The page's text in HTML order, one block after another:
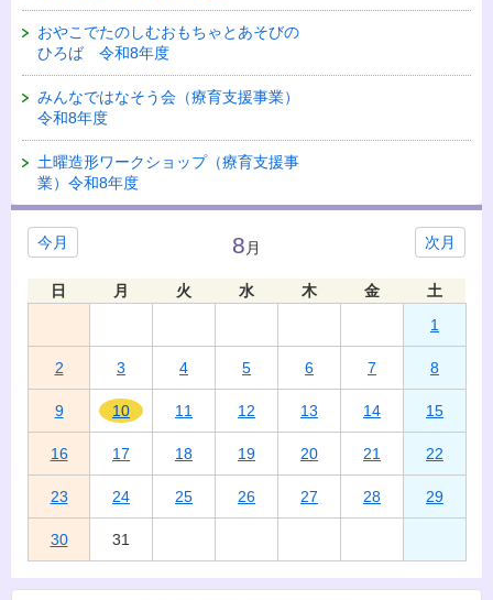
おやこでたのしむおもちゃとあそびの
ひろば 令和8年度
みんなではなそう会（療育支援事業）
令和8年度
土曜造形ワークショップ（療育支援事
業）令和8年度
今月 次月
8 月
日 月 火 水 木 金
土
1
2 3 4 5 6 7 8
9 10 11 12 13 14 15
16 17 18 19 20 21 22
23 24 25 26 27 28 29
30 31